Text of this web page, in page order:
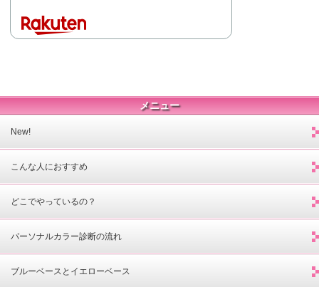
メニュー
New!
こんな人におすすめ
どこでやっているの？
パーソナルカラー診断の流れ
ブルーベースとイエローベース